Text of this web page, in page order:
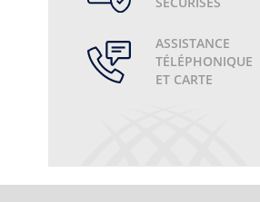
ASSISTANCE
TÉLÉPHONIQUE
ET CARTE